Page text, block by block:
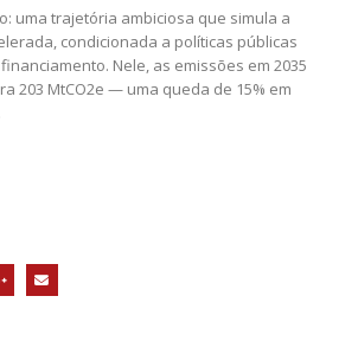
uma trajetória ambiciosa que simula a
condicionada a políticas públicas
Nele, as emissões em 2035
203 MtCO2e — uma queda de 15% em